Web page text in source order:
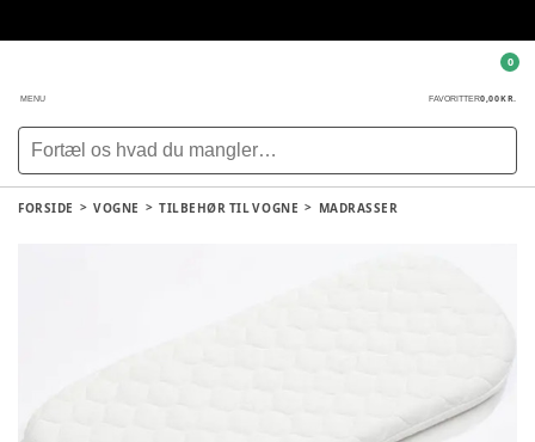
MENU FAVORITTER0,00 KR.
0
FORSIDE VOGNE TILBEHØR TIL VOGNE MADRASSER